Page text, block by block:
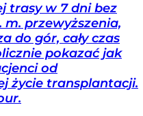
trasy w 7 dni bez
przewyższenia,
do gór, cały czas
pokazać jak
od
życie transplantacji.